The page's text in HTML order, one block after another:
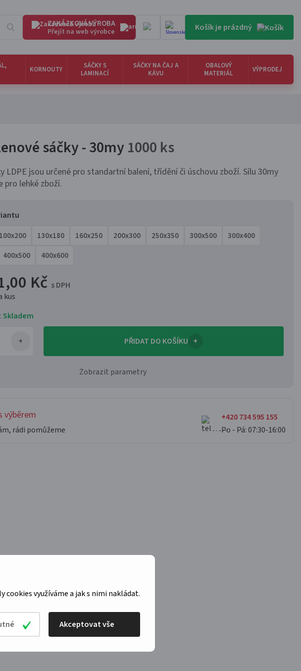
cookies využíváme a jak s nimi nakládat.
Akceptovat vše
ZAKÁZKOVÁ VÝROBA
Přejít na web výrobce Košík je prázdný
KORNOUTY
SÁČKY S
LAMINACÍ
SÁČKY NA ČAJ A
KÁVU
OBALOVÝ
MATERIÁL
VÝPRODEJ
sáčky - 30my1000 ks
LDPE jsou určené pro standartní balení, třídění či úschovu zboží. Sílu 30my
pro lehké zboží.
100x200 130x180 160x250 200x300 250x350 300x500
300x400
400x500 400x600
Kč s DPH
kus
Skladem
PŘIDAT DO KOŠÍKU +
Zobrazit parametry
výběrem
rádi pomůžeme
+420 734 595 155
Po - Pá: 07:30-16:00